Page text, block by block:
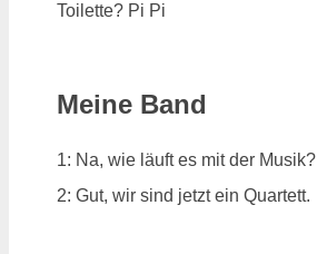
Toilette? Pi Pi
Meine Band
1: Na, wie läuft es mit der Musik?
2: Gut, wir sind jetzt ein Quartett.